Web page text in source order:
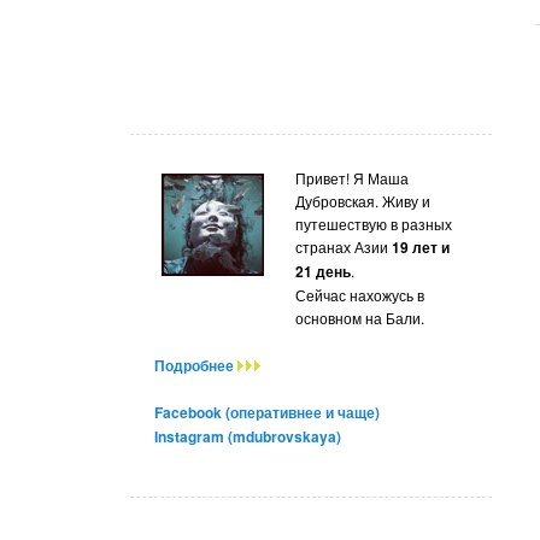
Привет! Я Маша
Дубровская. Живу и
путешествую в разных
странах Азии 19 лет и
21 день.
Сейчас нахожусь в
основном на Бали.
Подробнее
Facebook (оперативнее и чаще)
Instagram (mdubrovskaya)